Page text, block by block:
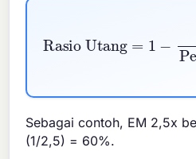
Sebagai contoh, EM 2,5x
(1/2,5) = 60%.